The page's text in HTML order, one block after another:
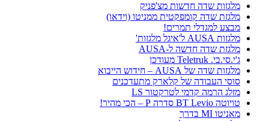
מלגזות שדה חדשות מצ'פניק
מלגזת שדה קומפקטית ממניטו (וידאו)
מבצע למגדלי תמרים!
מלגזות AUSA ל'איגל מלגזות'
מלגזת שדה חדשה ל-AUSA
ג'י.סי.בי. Teletruk מעודכן
מלגזות שדה של AUSA – חידוש הייבוא
סוסי העבודה של קלארק מתעדכנים
מזלג הרמה קדמי לטרקטור LS
טויוטה BT Levio סדרה P – הכי מהיר!
מאניטו MI בדרך